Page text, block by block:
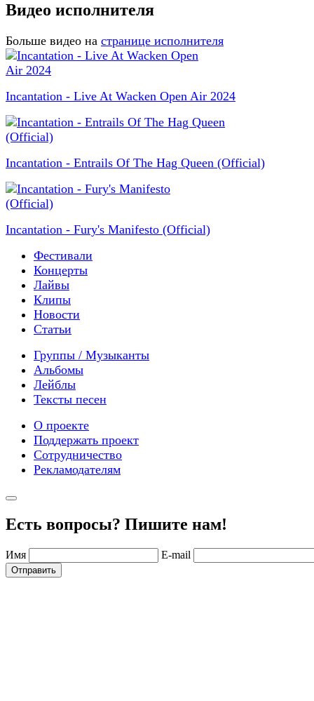
Видео исполнителя
Больше видео на странице исполнителя
Incantation - Live At Wacken Open Air 2024
Incantation - Entrails Of The Hag Queen (Official)
Incantation - Fury's Manifesto (Official)
Фестивали
Концерты
Лайвы
Клипы
Новости
Статьи
Группы / Музыканты
Альбомы
Лейблы
Тексты песен
О проекте
Поддержать проект
Сотрудничество
Рекламодателям
Есть вопросы? Пишите нам!
Имя E-mail